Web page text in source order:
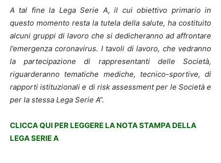
A tal fine la Lega Serie A, il cui obiettivo primario in
questo momento resta la tutela della salute, ha costituito
alcuni gruppi di lavoro che si dedicheranno ad affrontare
l’emergenza coronavirus. I tavoli di lavoro, che vedranno
la partecipazione di rappresentanti delle Società,
riguarderanno tematiche mediche, tecnico-sportive, di
rapporti istituzionali e di risk assessment per le Società e
per la stessa Lega Serie A”.
CLICCA QUI PER LEGGERE LA NOTA STAMPA DELLA
LEGA SERIE A